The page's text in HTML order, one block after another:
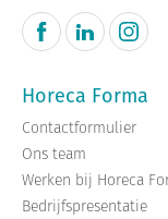
Horeca Forma
Contactformulier
Ons team
Werken bij Horeca
Bedrijfspresentatie